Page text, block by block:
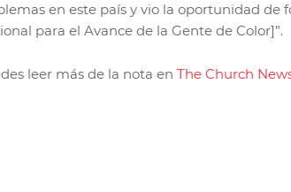
en este país y vio la oportunidad de
para el Avance de la Gente de Color]”.
leer más de la nota en The Church